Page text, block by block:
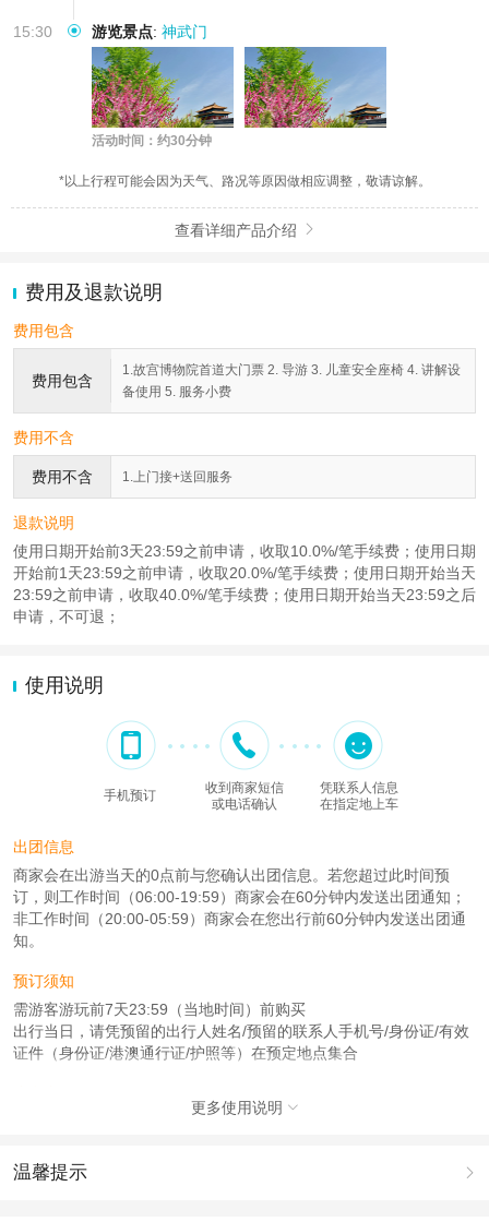
15:30 游览景点: 神武门
活动时间：约30分钟
*以上行程可能会因为天气、路况等原因做相应调整，敬请谅解。
查看详细产品介绍 
费用及退款说明
费用包含
费用包含
1.故宫博物院首道大门票 2. 导游 3. 儿童安全座椅 4. 讲解设
备使用 5. 服务小费
费用不含
费用不含 1.上门接+送回服务
退款说明
使用日期开始前3天23:59之前申请，收取10.0%/笔手续费；使用日期
开始前1天23:59之前申请，收取20.0%/笔手续费；使用日期开始当天
23:59之前申请，收取40.0%/笔手续费；使用日期开始当天23:59之后
申请，不可退；
使用说明
手机预订
收到商家短信
或电话确认
凭联系人信息
在指定地上车
出团信息
商家会在出游当天的0点前与您确认出团信息。若您超过此时间预
订，则工作时间（06:00-19:59）商家会在60分钟内发送出团通知；
非工作时间（20:00-05:59）商家会在您出行前60分钟内发送出团通
知。
预订须知
需游客游玩前7天23:59（当地时间）前购买
出行当日，请凭预留的出行人姓名/预留的联系人手机号/身份证/有效
证件（身份证/港澳通行证/护照等）在预定地点集合
老人：60周岁（含）以上；
更多使用说明 
温馨提示 